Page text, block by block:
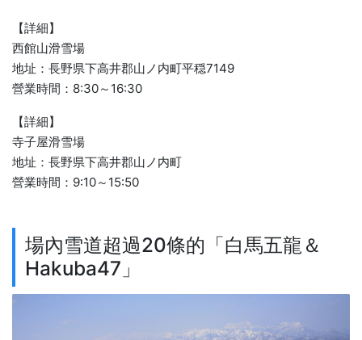
【詳細】
西館山滑雪場
地址：長野県下高井郡山ノ内町平穏7149
營業時間：8:30～16:30
【詳細】
寺子屋滑雪場
地址：長野県下高井郡山ノ内町
營業時間：9:10～15:50
場內雪道超過20條的「白馬五龍＆
Hakuba47」